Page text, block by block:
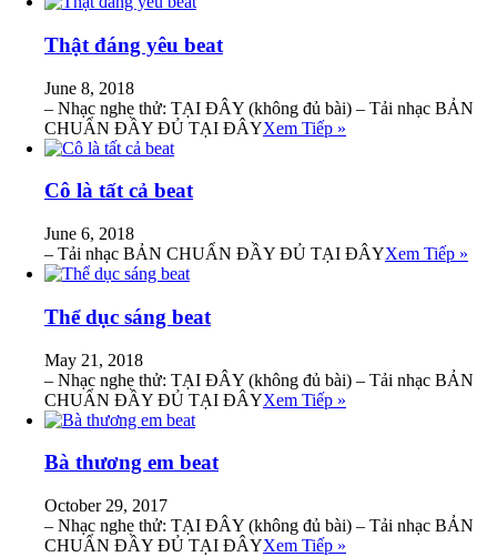
Thật đáng yêu beat
June 8, 2018
– Nhạc nghe thử: TẠI ĐÂY (không đủ bài) – Tải nhạc BẢN
CHUẨN ĐẦY ĐỦ TẠI ĐÂYXem Tiếp »
Cô là tất cả beat
June 6, 2018
– Tải nhạc BẢN CHUẨN ĐẦY ĐỦ TẠI ĐÂYXem Tiếp »
Thể dục sáng beat
May 21, 2018
– Nhạc nghe thử: TẠI ĐÂY (không đủ bài) – Tải nhạc BẢN
CHUẨN ĐẦY ĐỦ TẠI ĐÂYXem Tiếp »
Bà thương em beat
October 29, 2017
– Nhạc nghe thử: TẠI ĐÂY (không đủ bài) – Tải nhạc BẢN
CHUẨN ĐẦY ĐỦ TẠI ĐÂYXem Tiếp »